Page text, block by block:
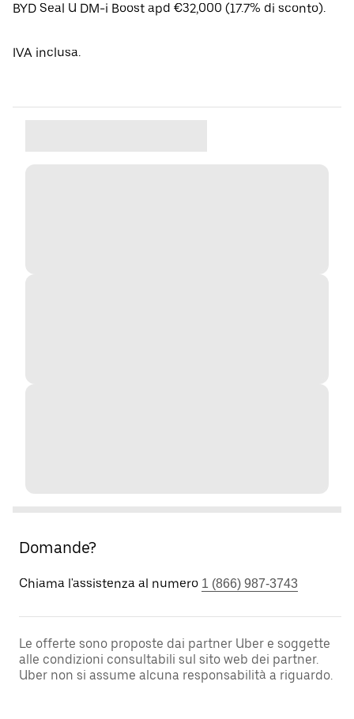
BYD Seal U DM-i Boost apd €32,000 (17.7% di sconto).
IVA inclusa.
Domande?
Chiama l'assistenza al numero 1 (866) 987-3743
Le offerte sono proposte dai partner Uber e soggette
alle condizioni consultabili sul sito web dei partner.
Uber non si assume alcuna responsabilità a riguardo.